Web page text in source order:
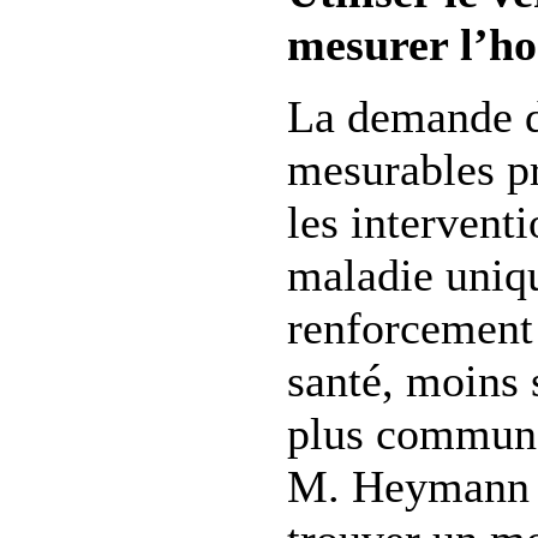
mesurer
La demande
mesurables
les
maladie
santé, moins
plus
M.